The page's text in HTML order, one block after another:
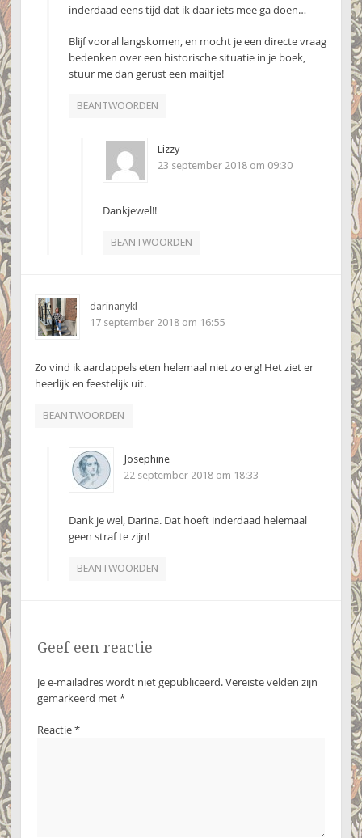
inderdaad eens tijd dat ik daar iets mee ga doen…
Blijf vooral langskomen, en mocht je een directe vraag
bedenken over een historische situatie in je boek,
stuur me dan gerust een mailtje!
BEANTWOORDEN
Lizzy
23 september 2018 om 09:30
Dankjewel!!
BEANTWOORDEN
darinanykl
17 september 2018 om 16:55
Zo vind ik aardappels eten helemaal niet zo erg! Het ziet er
heerlijk en feestelijk uit.
BEANTWOORDEN
Josephine
22 september 2018 om 18:33
Dank je wel, Darina. Dat hoeft inderdaad helemaal
geen straf te zijn!
BEANTWOORDEN
Geef een reactie
Je e-mailadres wordt niet gepubliceerd.Vereiste velden zijn
gemarkeerd met*
Reactie*